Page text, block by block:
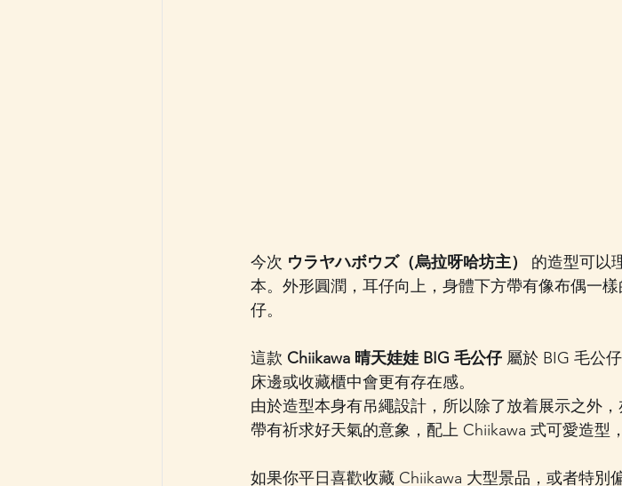
今次 ウラヤハボウズ（烏拉呀哈坊主）
的造型可以
本。外形圓潤，耳仔向上，身體下方帶有像布偶一
仔。
這款 Chiikawa 晴天娃娃 BIG 毛公仔 屬於 BIG 毛公
床邊或收藏櫃中會更有存在感。
由於造型本身有吊繩設計，所以除了放着展示之外
帶有祈求好天氣的意象，配上 Chiikawa 式可愛造型
如果你平日喜歡收藏 Chiikawa 大型景品，或者特別